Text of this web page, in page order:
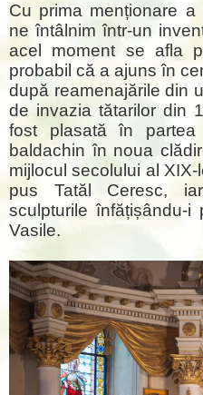
Cu prima menționare a
ne întâlnim într-un
acel moment se afla
probabil că a ajuns în
după reamenajările din
de invazia tătarilor din
fost plasată în
baldachin în noua
mijlocul secolului al
pus Tatăl Ceresc,
sculpturile înfățișându-
Vasile.